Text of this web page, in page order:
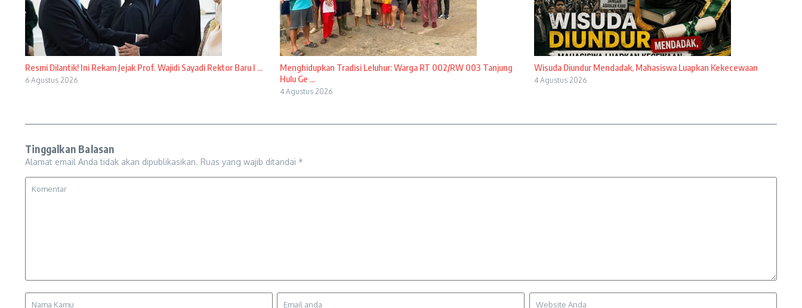
Resmi Dilantik! Ini Rekam Jejak Prof. Wajidi Sayadi Rektor Baru I ...
6 Agustus 2026
Menghidupkan Tradisi Leluhur: Warga RT 002/RW 003 Tanjung
Hulu Ge ...
4 Agustus 2026
Wisuda Diundur Mendadak, Mahasiswa Luapkan Kekecewaan
4 Agustus 2026
Tinggalkan Balasan
Alamat email Anda tidak akan dipublikasikan. Ruas yang wajib ditandai *